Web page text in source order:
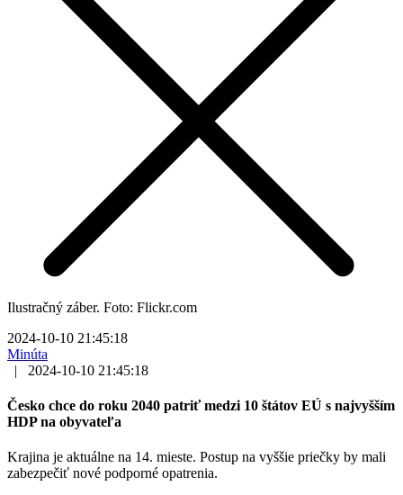
Ilustračný záber. Foto: Flickr.com
2024-10-10 21:45:18
Minúta
|
2024-10-10 21:45:18
Česko chce do roku 2040 patriť medzi 10 štátov EÚ s najvyšším
HDP na obyvateľa
Krajina je aktuálne na 14. mieste. Postup na vyššie priečky by mali
zabezpečiť nové podporné opatrenia.